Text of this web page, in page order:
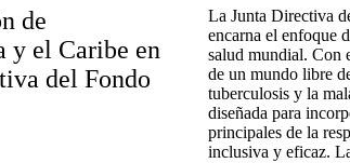
de
y el Caribe en
del Fondo
La Junta Directiva
encarna el enfoque
salud mundial. Con
de un mundo libre
tuberculosis y la
diseñada para
principales de la
inclusiva y eficaz.